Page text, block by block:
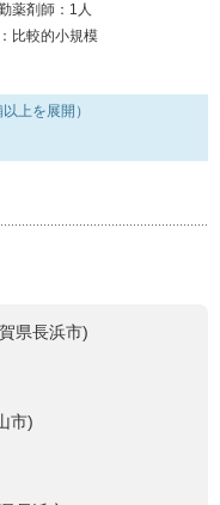
薬剤師：1人
比較的小規模
上を展開）
県長浜市)
市)